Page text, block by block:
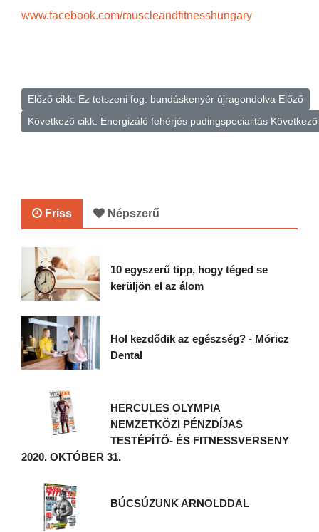
www.facebook.com/muscleandfitnesshungary
Előző cikk: Ez tetszeni fog: bundáskenyér újragondolva Előző
Következő cikk: Energizáló fehérjés pudingspecialitás Következő
Friss Népszerű
10 egyszerű tipp, hogy téged se
kerüljön el az álom
Hol kezdődik az egészség? - Móricz
Dental
HERCULES OLYMPIA
NEMZETKÖZI PÉNZDÍJAS
TESTÉPÍTŐ- ÉS FITNESSVERSENY
2020. OKTÓBER 31.
BÚCSÚZUNK ARNOLDDAL